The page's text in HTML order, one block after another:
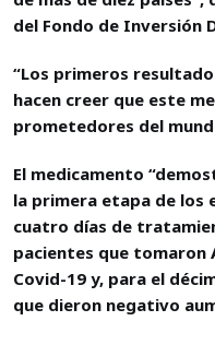
del Fondo de Inversión
“Los primeros
hacen creer que este
prometedores del
El medicamento
la primera etapa de los
cuatro días de
pacientes que
Covid-19 y, para el
que dieron negativo